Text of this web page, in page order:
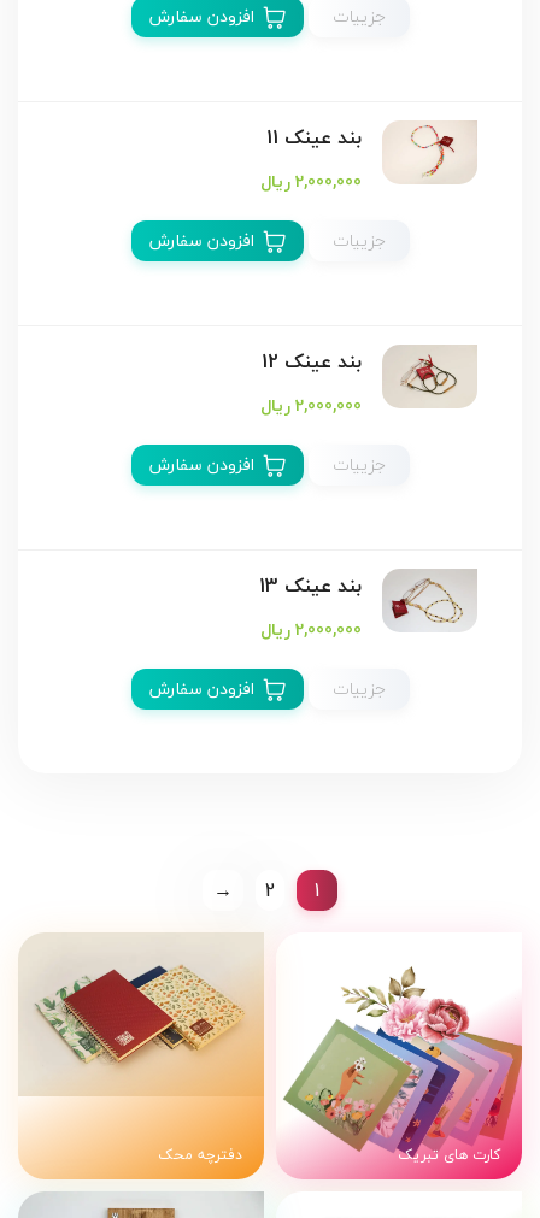
جزییات
افزودن سفارش
بند عینک 11
2,000,000 ریال
جزییات
افزودن سفارش
بند عینک 12
2,000,000 ریال
جزییات
افزودن سفارش
بند عینک 13
2,000,000 ریال
جزییات
افزودن سفارش
1
2
→
کارت های تبریک دفترچه محک